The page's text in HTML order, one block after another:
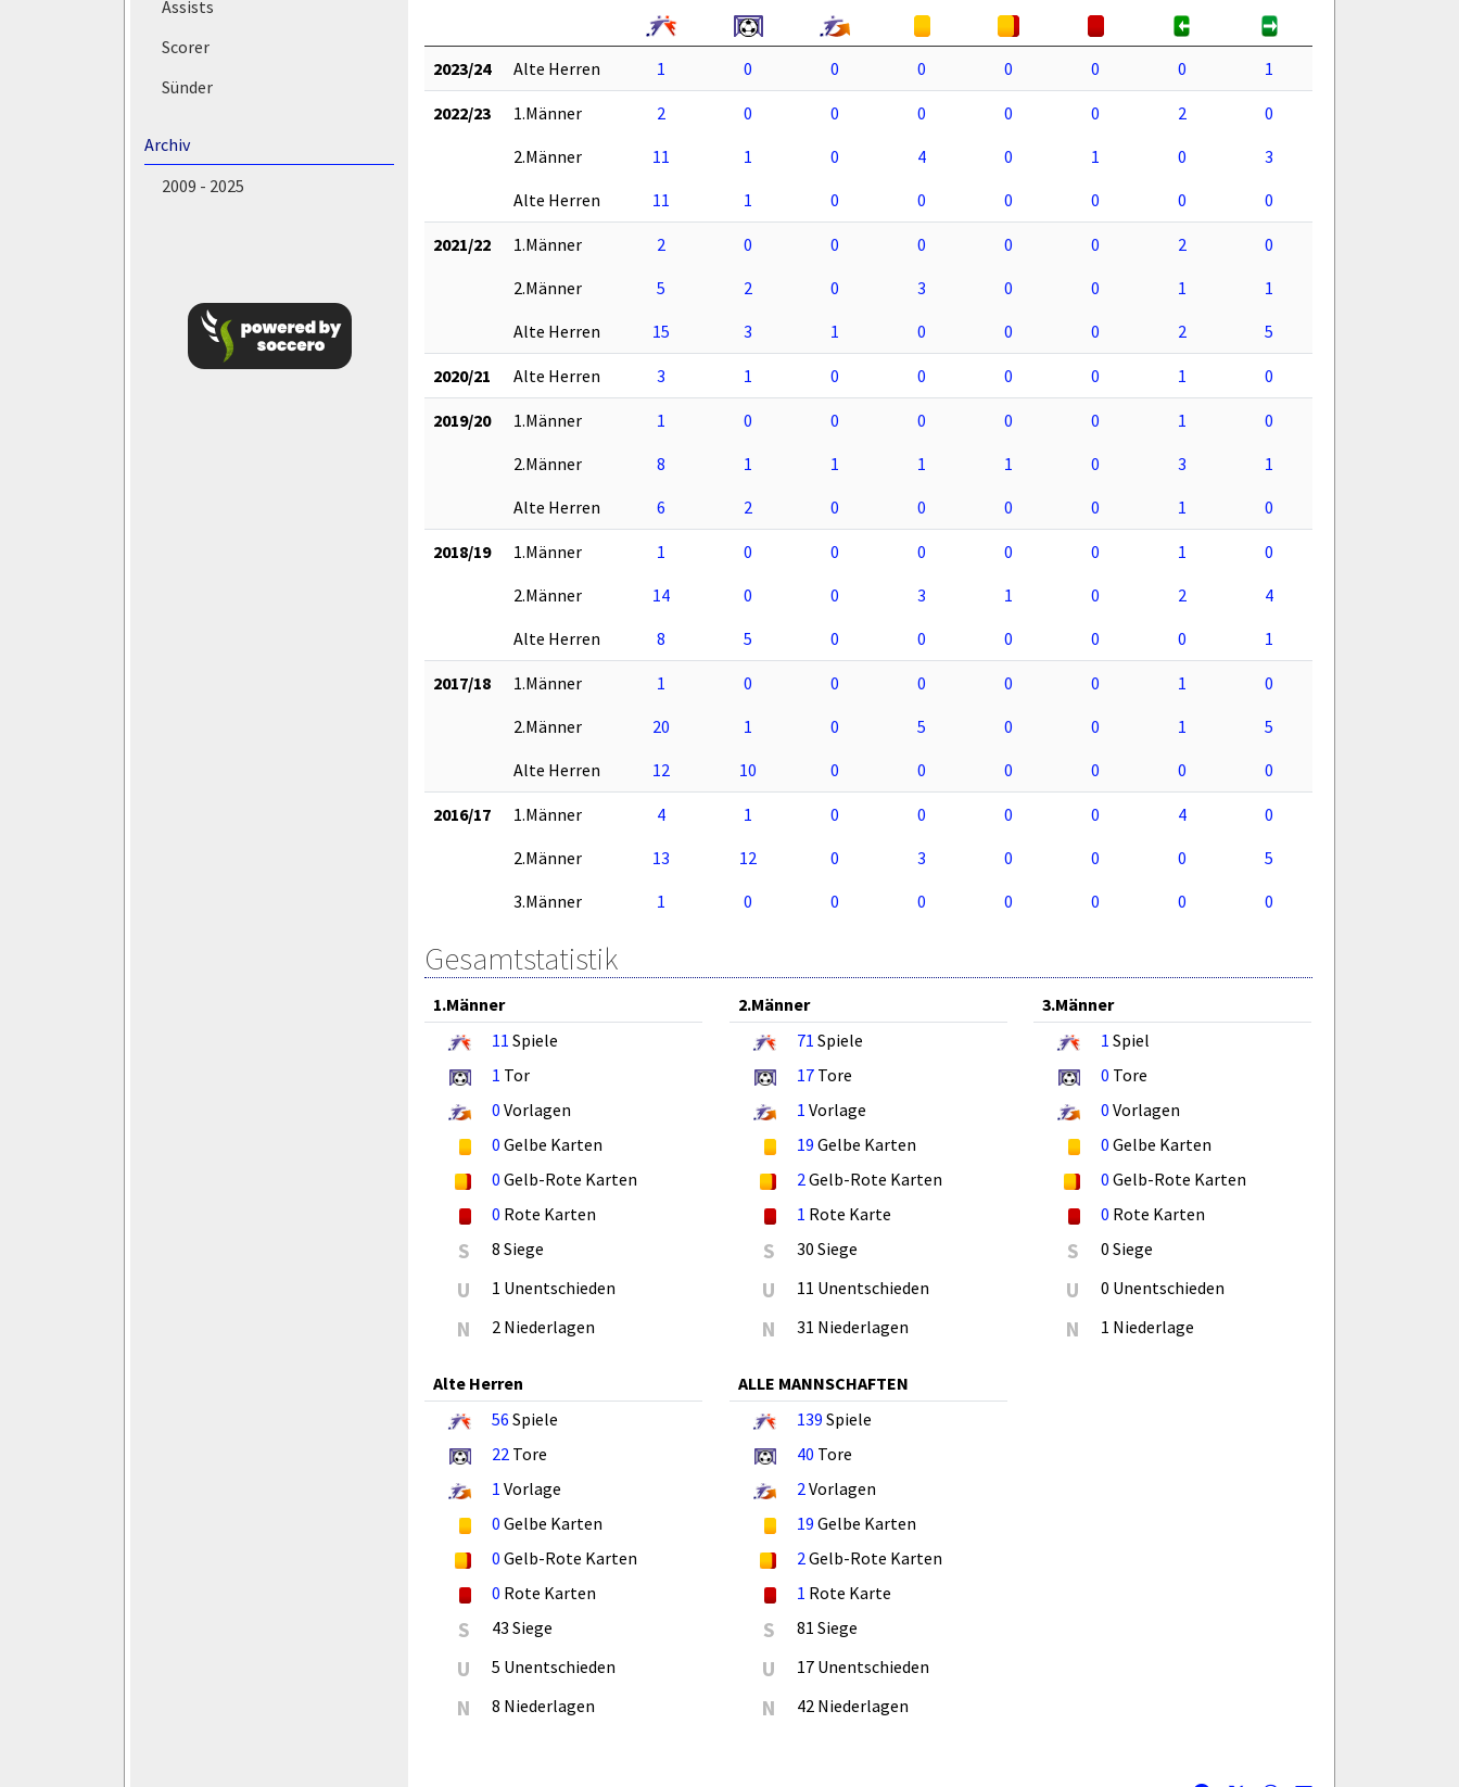
Assists
Scorer
Sünder
Archiv
2009 - 2025
2023/24 Alte Herren 1 0 0 0 0 0 0 1
2022/23 1.Männer 2 0 0 0 0 0 2
0
2.Männer
11 1 0 4 0 1 0
3
Alte Herren
11 1 0 0 0 0 0 0
2021/22 1.Männer 2 0 0 0 0 0 2
0
2.Männer
5 2 0 3 0 0 1
1
Alte Herren
15 3 1 0 0 0 2 5
2020/21 Alte Herren 3 1 0 0 0 0 1 0
2019/20 1.Männer 1 0 0 0 0 0 1
0
2.Männer
8 1 1 1 1 0 3
1
Alte Herren
6 2 0 0 0 0 1 0
2018/19 1.Männer 1 0 0 0 0 0 1
0
2.Männer
14 0 0 3 1 0 2
4
Alte Herren
8 5 0 0 0 0 0 1
2017/18 1.Männer 1 0 0 0 0 0 1
0
2.Männer
20 1 0 5 0 0 1
5
Alte Herren
12 10 0 0 0 0 0 0
2016/17 1.Männer 4 1 0 0 0 0 4
0
2.Männer
13 12 0 3 0 0 0
5
3.Männer
1 0 0 0 0 0 0 0
Gesamtstatistik
1.Männer
11 Spiele
1 Tor
0 Vorlagen
0 Gelbe Karten
0 Gelb-Rote Karten
0 Rote Karten
S 8 Siege
U 1 Unentschieden
N 2 Niederlagen
2.Männer
71 Spiele
17Tore
1 Vorlage
19 Gelbe Karten
2Gelb-Rote Karten
1 Rote Karte
S 30 Siege
U 11 Unentschieden
N 31 Niederlagen
3.Männer
1 Spiel
0 Tore
0 Vorlagen
0 Gelbe Karten
0 Gelb-Rote Karten
0 Rote Karten
S 0 Siege
U 0 Unentschieden
N 1 Niederlage
Alte Herren
56 Spiele
22 Tore
1 Vorlage
0 Gelbe Karten
0 Gelb-Rote Karten
0 Rote Karten
S 43 Siege
U 5 Unentschieden
N 8 Niederlagen
ALLE MANNSCHAFTEN
139 Spiele
40 Tore
2Vorlagen
19 Gelbe Karten
2Gelb-Rote Karten
1 Rote Karte
S 81 Siege
U 17 Unentschieden
N 42 Niederlagen